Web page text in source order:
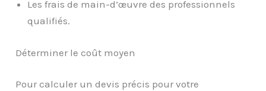
Les frais de main-d’œuvre des professionnels
qualifiés.
Déterminer le coût moyen
Pour calculer un devis précis pour votre